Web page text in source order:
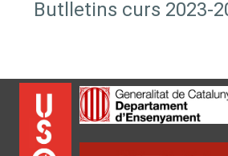
Butlletins curs 2023-